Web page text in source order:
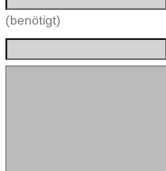
(benötigt)